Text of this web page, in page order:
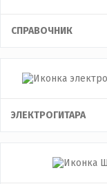
СПРАВОЧНИК
ЭЛЕКТРОГИТАРА